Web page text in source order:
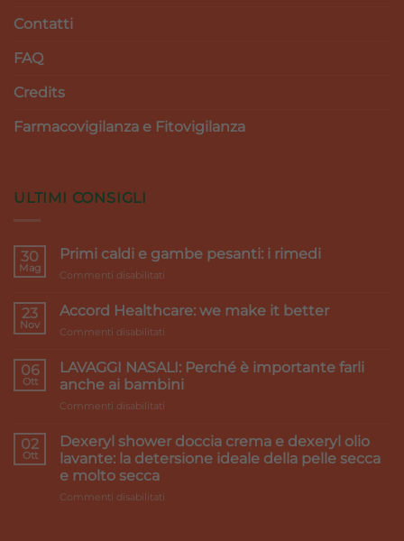
Contatti
FAQ
Credits
Farmacovigilanza e Fitovigilanza
ULTIMI CONSIGLI
30
Mag
Primi caldi e gambe pesanti: i rimedi
Commenti disabilitati
e
i
rimedi
23
Nov
Accord Healthcare: we make it better
Commenti disabilitati
Healthcare:
we
make
06
Ott
LAVAGGI NASALI: Perché è importante farli
anche ai bambini
Commenti disabilitati
NASALI:
Perché
è
02
Ott
Dexeryl shower doccia crema e dexeryl olio
lavante: la detersione ideale della pelle secca
e molto secca
Commenti disabilitati